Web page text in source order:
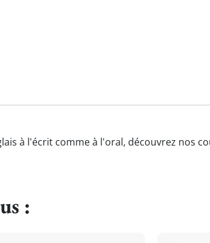
à l'écrit comme à l'oral, découvrez nos
: